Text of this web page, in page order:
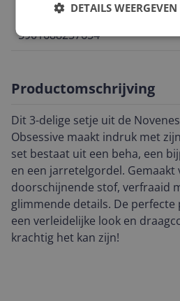
5901688257654
Productomschrijving
Dit 3-delige setje uit de
Obsessive maakt indruk met
set bestaat uit een beha, een
en een jarretelgordel. Gemaakt
doorschijnende stof, verfraaid
glimmende details. De
een verleidelijke look en
krachtig het kan zijn!
DETAILS WEERGEVEN